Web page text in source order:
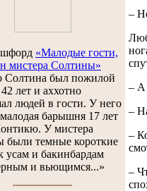
«Малодые гости,
мистера Солтины»
Солтина был пожилой
лет и аххотно
людей в гости. У него
барышня 17 лет
У мистера
были темные короткие
усам и бакинбардам
и вьющимся...»
–
– А
–
–
–